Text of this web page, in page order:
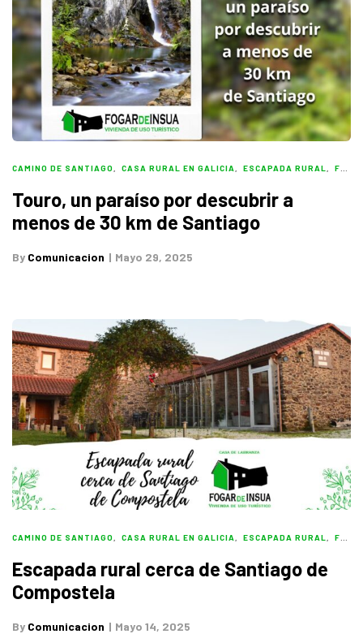
CAMINO DE SANTIAGO, CASA RURAL EN GALICIA, ESCAPADA RURAL, FOGAR DE INSUA
Touro, un paraíso por descubrir a
menos de 30 km de Santiago
By Comunicacion Mayo 29, 2025
CAMINO DE SANTIAGO CASA RURAL EN GALICIA ESCAPADA RURAL FOGAR DE INSUA
Escapada rural cerca de Santiago de
Compostela
By Comunicacion Mayo 14, 2025